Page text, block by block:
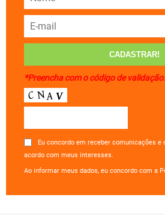
*Preencha com o código de validação:
Eu concordo em receber comunicações
acordo com meus interesses.
Ao informar meus dados, eu concordo com a